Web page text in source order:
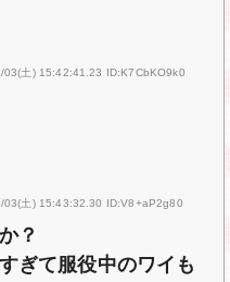
03(土) 15:42:41.23 ID:K7CbKO9k0
03(土) 15:43:32.30 ID:V8+aP2g80
？
ぎて服役中のワイも